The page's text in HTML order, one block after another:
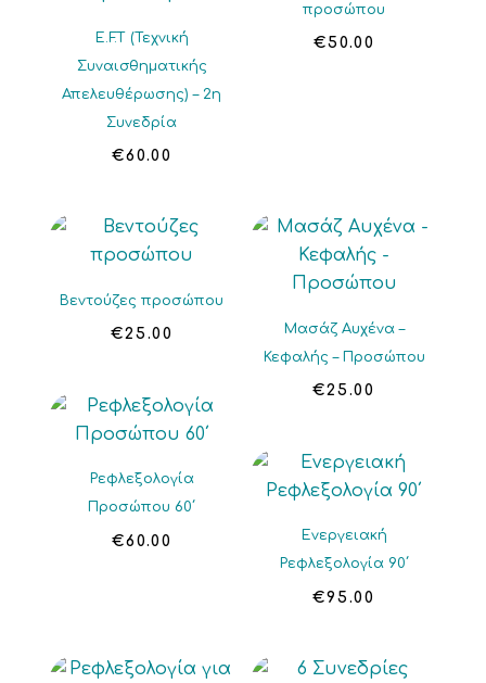
E.F.T (Τεχνική
Συναισθηματικής
Απελευθέρωσης) – 2η
Συνεδρία
€60.00
προσώπου
€50.00
Βεντούζες προσώπου
€25.00
Μασάζ Αυχένα –
Κεφαλής – Προσώπου
€25.00
Ρεφλεξολογία
Προσώπου 60΄
€60.00
Ενεργειακή
Ρεφλεξολογία 90΄
€95.00